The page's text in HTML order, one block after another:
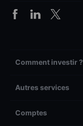
Comment investir ?
Autres services
Comptes